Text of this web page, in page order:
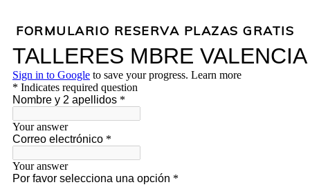
FORMULARIO RESERVA PLAZAS GRATIS